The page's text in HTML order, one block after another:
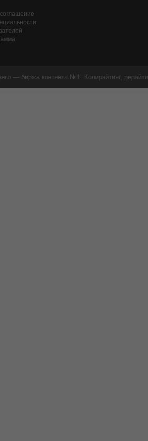
— биржа контента №1. Копирайтинг,